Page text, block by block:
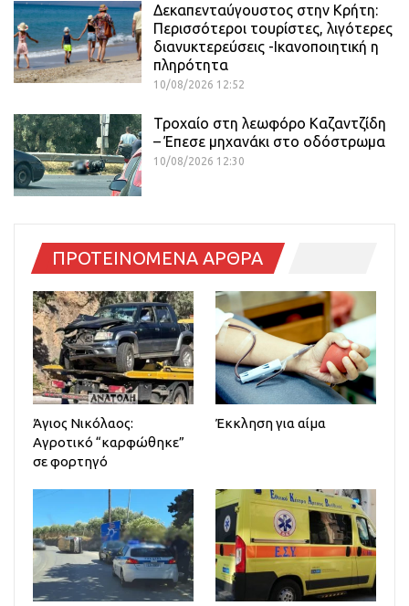
Δεκαπενταύγουστος στην Κρήτη:
Περισσότεροι τουρίστες, λιγότερες
διανυκτερεύσεις -Ικανοποιητική η
πληρότητα
10/08/2026 12:52
Τροχαίο στη λεωφόρο Καζαντζίδη
– Έπεσε μηχανάκι στο οδόστρωμα
10/08/2026 12:30
ΠΡΟΤΕΙΝΟΜΕΝΑ ΑΡΘΡΑ
Άγιος Νικόλαος:
Αγροτικό “καρφώθηκε”
σε φορτηγό
Έκκληση για αίμα